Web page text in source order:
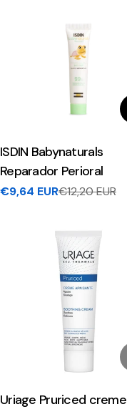
ISDIN Babynaturals
Reparador Perioral
Preço
€9,64 EUR
Preço
€12,20 EUR
Uriage Pruriced creme